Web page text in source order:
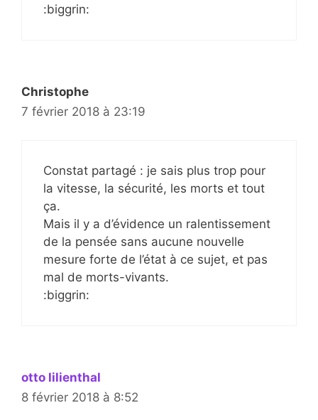
:biggrin:
Christophe
7 février 2018 à 23:19
Constat partagé : je sais plus trop pour
la vitesse, la sécurité, les morts et tout
ça.
Mais il y a d’évidence un ralentissement
de la pensée sans aucune nouvelle
mesure forte de l’état à ce sujet, et pas
mal de morts-vivants.
:biggrin:
otto lilienthal
8 février 2018 à 8:52